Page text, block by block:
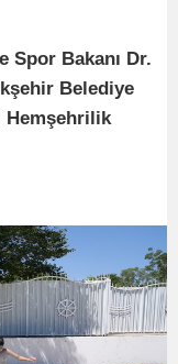
Spor Bakanı Dr.
Belediye
Hemşehrilik